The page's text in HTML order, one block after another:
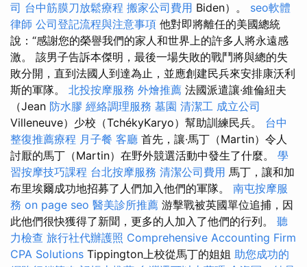
司 台中筋膜刀放鬆療程 搬家公司費用 Biden）。 seo軟體
律師 公司登記流程與注意事項 他對即將離任的美國總統
說：“感謝您的榮譽我們的家人和世界上的許多人將永遠感
激。 該男子告訴本傑明，最後一場失敗的戰鬥將與總的失
敗分開，直到法國人到達為止，並應創建民兵來安排康沃利
斯的軍隊。 北投按摩服務 外燴推薦 法國派遣讓·維倫紐夫
（Jean 防水膠 經絡調理服務 墓園 清潔工 成立公司
Villeneuve）少校（TchékyKaryo）幫助訓練民兵。 台中
整復推薦療程 月子餐 客廳 首先，讓·馬丁（Martin）令人
討厭的馬丁（Martin）在野外競選活動中發生了什麼。 學
習按摩技巧課程 台北按摩服務 清潔公司費用 馬丁，讓和加
布里埃爾成功地招募了人們加入他們的軍隊。 南屯按摩服
務 on page seo 醫美診所推薦 游擊戰被英國單位追捕，因
此他們很快獲得了新聞，更多的人加入了他們的行列。 聽
力檢查 旅行社代辦護照 Comprehensive Accounting Firm
CPA Solutions Tippington上校從馬丁的姐姐 助您成功的